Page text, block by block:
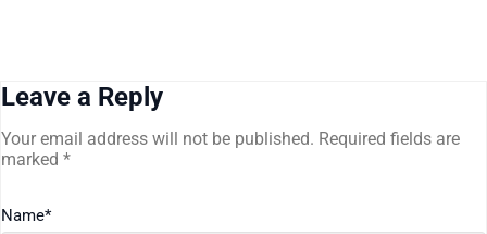
Leave a Reply
Your email address will not be published. Required fields are
marked *
Name*